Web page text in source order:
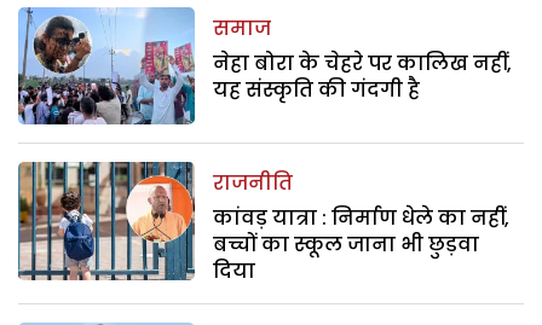
समाज
नेहा बोरा के चेहरे पर कालिख नहीं,
यह संस्कृति की गंदगी है
राजनीति
कांवड़ यात्रा : निर्माण धेले का नहीं,
बच्चों का स्कूल जाना भी छुड़वा
दिया